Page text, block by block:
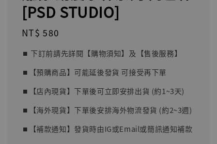
[PSD STUDIO]
Regular
NT$ 580
⏹︎ 下訂前請先詳閱【購物須知】及【售後服務】
⏹︎【預購商品】可能延後發貨 可接受再下單
⏹︎【店內現貨】下單後可立即安排出貨 (約1~3天)
⏹︎【海外現貨】下單後安排海外物流發貨 (約2~3週)
⏹︎【補款通知】發貨時由IG或Email或簡訊通知補款